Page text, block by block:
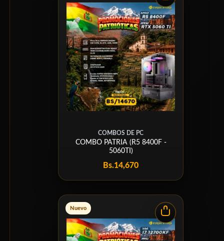
COMBOS DE PC
COMBO PATRIA (R5 8400F -
5060TI)
Bs.14,670
Nuevo